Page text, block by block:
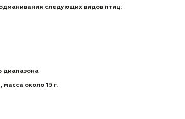
следующих видов птиц:
диапазона
около 15 г.